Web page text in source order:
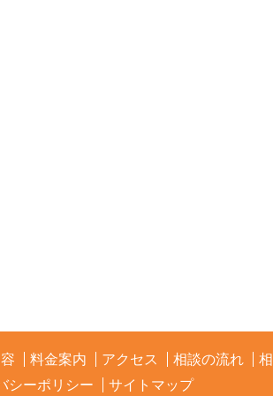
料金案内 アクセス 相談の流れ
シーポリシー
サイトマップ